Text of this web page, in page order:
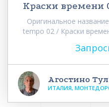
Краски времени
Оригинальное
tempo 02 / Краски
Агостино
ИТАЛИЯ,